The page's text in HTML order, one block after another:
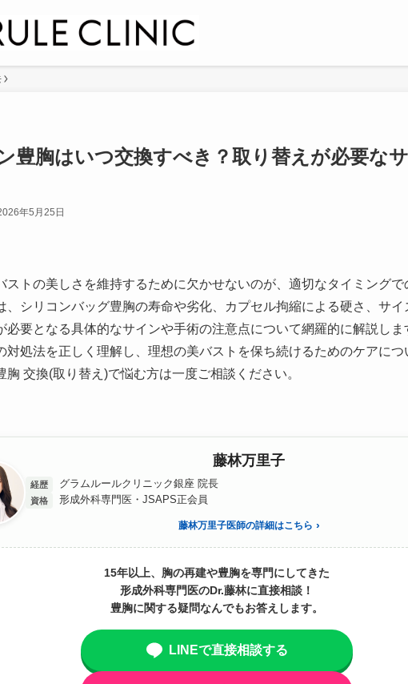
豊胸はいつ交換すべき？取り替えが必要な
年5月25日
ストの美しさを維持するために欠かせないのが、適切なタイミング
、シリコンバッグ豊胸の寿命や劣化、カプセル拘縮による硬さ、サ
必要となる具体的なサインや手術の注意点について網羅的に解説し
対処法を正しく理解し、理想の美バストを保ち続けるためのケアにつ
胸 交換(取り替え)で悩む方は一度ご相談ください。
藤林万里子
経歴 グラムルールクリニック銀座 院長
資格 形成外科専門医・JSAPS正会員
藤林万里子医師の詳細はこちら
15年以上、胸の再建や豊胸を専門にしてきた
形成外科専門医のDr.藤林に直接相談！
豊胸に関する疑問なんでもお答えします。
LINEで直接相談する